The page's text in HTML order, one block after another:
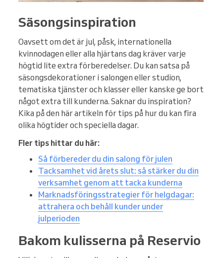
Säsongsinspiration
Oavsett om det är jul, påsk, internationella
kvinnodagen eller alla hjärtans dag kräver varje
högtid lite extra förberedelser. Du kan satsa på
säsongsdekorationer i salongen eller studion,
tematiska tjänster och klasser eller kanske ge bort
något extra till kunderna. Saknar du inspiration?
Kika på den här artikeln för tips på hur du kan fira
olika högtider och speciella dagar.
Fler tips hittar du här:
Så förbereder du din salong för julen
Tacksamhet vid årets slut: så stärker du din
verksamhet genom att tacka kunderna
Marknadsföringsstrategier för helgdagar:
attrahera och behåll kunder under
julperioden
Bakom kulisserna på Reservio